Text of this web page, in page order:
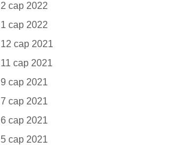
2 сар 2022
1 сар 2022
12 сар 2021
11 сар 2021
9 сар 2021
7 сар 2021
6 сар 2021
5 сар 2021